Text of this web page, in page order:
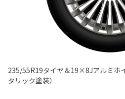
235/55R19タイヤ＆19×8Jアルミホ
タリック塗装）